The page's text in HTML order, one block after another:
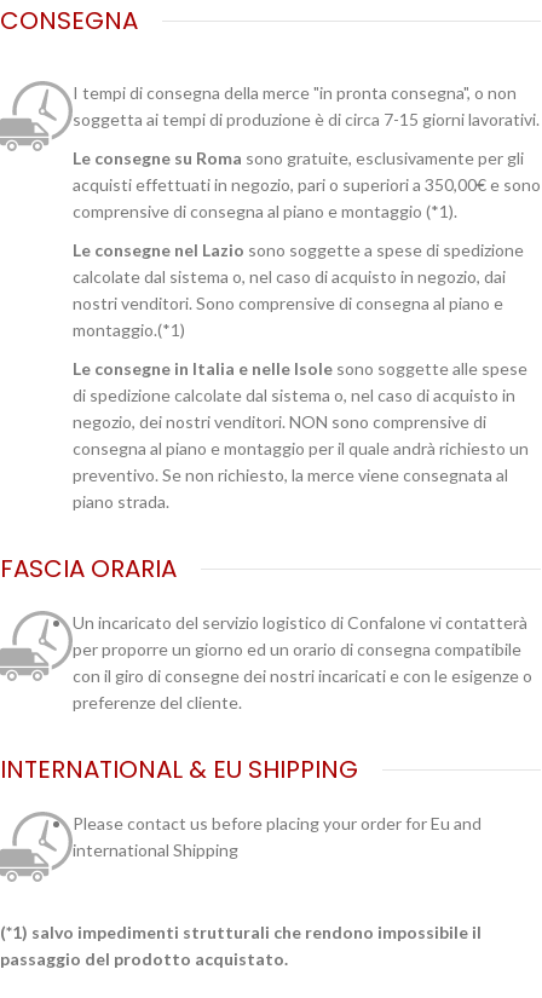
CONSEGNA
I tempi di consegna della merce "in pronta consegna", o non
soggetta ai tempi di produzione è di circa 7-15 giorni lavorativi.
Le consegne su Roma sono gratuite, esclusivamente per gli
acquisti effettuati in negozio, pari o superiori a 350,00€ e sono
comprensive di consegna al piano e montaggio (*1).
Le consegne nel Lazio sono soggette a spese di spedizione
calcolate dal sistema o, nel caso di acquisto in negozio, dai
nostri venditori. Sono comprensive di consegna al piano e
montaggio.(*1)
Le consegne in Italia e nelle Isole sono soggette alle spese
di spedizione calcolate dal sistema o, nel caso di acquisto in
negozio, dei nostri venditori. NON sono comprensive di
consegna al piano e montaggio per il quale andrà richiesto un
preventivo. Se non richiesto, la merce viene consegnata al
piano strada.
FASCIA ORARIA
Un incaricato del servizio logistico di Confalone vi contatterà
per proporre un giorno ed un orario di consegna compatibile
con il giro di consegne dei nostri incaricati e con le esigenze o
preferenze del cliente.
INTERNATIONAL & EU SHIPPING
Please contact us before placing your order for Eu and
international Shipping
(*1) salvo impedimenti strutturali che rendono impossibile il
passaggio del prodotto acquistato.